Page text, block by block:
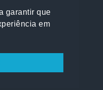
garantir que
em